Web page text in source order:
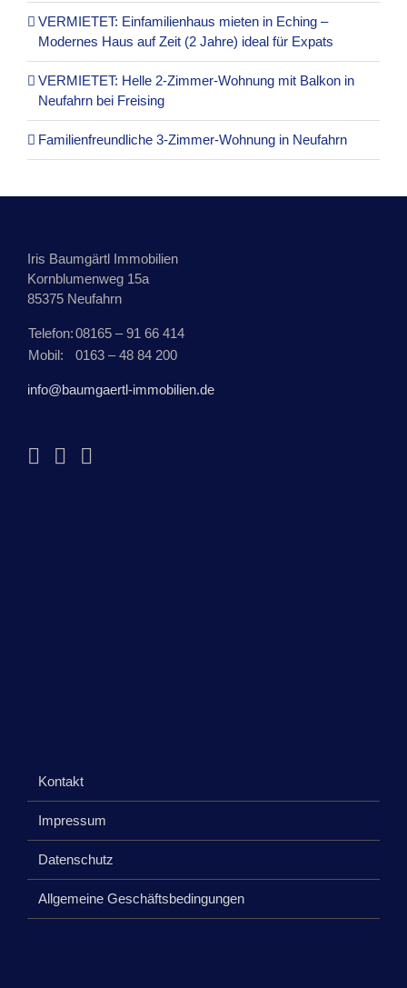
VERMIETET: Einfamilienhaus mieten in Eching –
Modernes Haus auf Zeit (2 Jahre) ideal für Expats
VERMIETET: Helle 2-Zimmer-Wohnung mit Balkon in
Neufahrn bei Freising
Familienfreundliche 3-Zimmer-Wohnung in Neufahrn
Iris Baumgärtl Immobilien
Kornblumenweg 15a
85375 Neufahrn
Telefon:08165 – 91 66 414
Mobil:
0163 – 48 84 200
info@baumgaertl-immobilien.de
Kontakt
Impressum
Datenschutz
Allgemeine Geschäftsbedingungen